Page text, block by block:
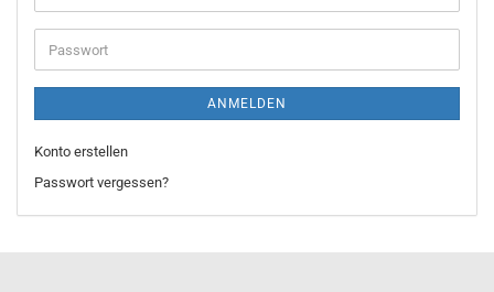
Mail-
Adresse
Passwort
ANMELDEN
Konto erstellen
Passwort vergessen?